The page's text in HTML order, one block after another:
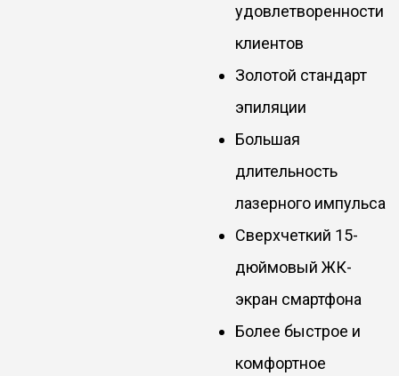
удовлетворенности
клиентов
Золотой стандарт
эпиляции
Большая
длительность
лазерного импульса
Сверхчеткий 15-
дюймовый ЖК-
экран смартфона
Более быстрое и
комфортное